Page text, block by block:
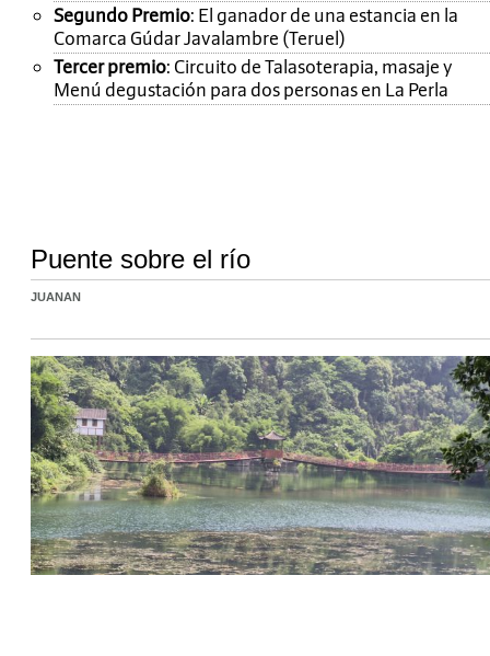
Segundo Premio: El ganador de una estancia en la
Comarca Gúdar Javalambre (Teruel)
Tercer premio: Circuito de Talasoterapia, masaje y
Menú degustación para dos personas en La Perla
Puente sobre el río
JUANAN